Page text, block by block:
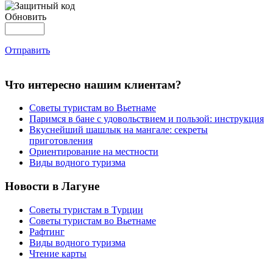
Обновить
Отправить
Что интересно нашим клиентам?
Советы туристам во Вьетнаме
Паримся в бане с удовольствием и пользой: инструкция
Вкуснейший шашлык на мангале: секреты
приготовления
Ориентирование на местности
Виды водного туризма
Новости в Лагуне
Советы туристам в Турции
Советы туристам во Вьетнаме
Рафтинг
Виды водного туризма
Чтение карты